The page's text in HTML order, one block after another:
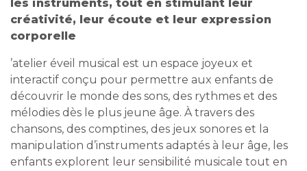
les instruments, tout en stimulant leur
créativité, leur écoute et leur expression
corporelle
’atelier éveil musical est un espace joyeux et
interactif conçu pour permettre aux enfants de
découvrir le monde des sons, des rythmes et des
mélodies dès le plus jeune âge. À travers des
chansons, des comptines, des jeux sonores et la
manipulation d’instruments adaptés à leur âge, les
enfants explorent leur sensibilité musicale tout en